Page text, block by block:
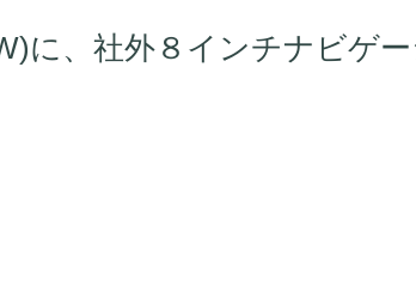
に、社外８インチナビゲ